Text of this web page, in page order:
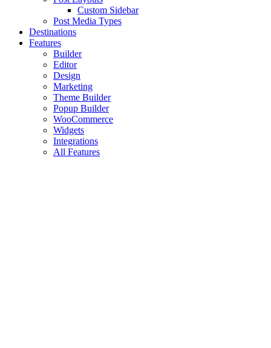
Custom Sidebar
Post Media Types
Destinations
Features
Builder
Editor
Design
Marketing
Theme Builder
Popup Builder
WooCommerce
Widgets
Integrations
All Features